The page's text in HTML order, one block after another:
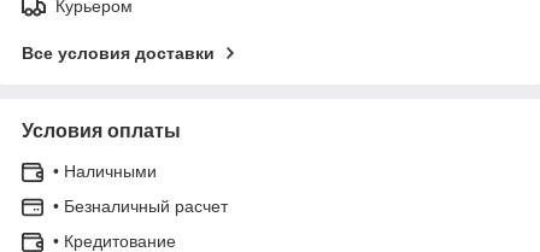
Курьером
Все условия доставки
Условия оплаты
• Наличными
• Безналичный расчет
• Кредитование